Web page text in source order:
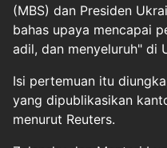
(MBS) dan Presiden
bahas upaya mencapai
adil, dan menyeluruh" di
Isi pertemuan itu
yang dipublikasikan
menurut Reuters.